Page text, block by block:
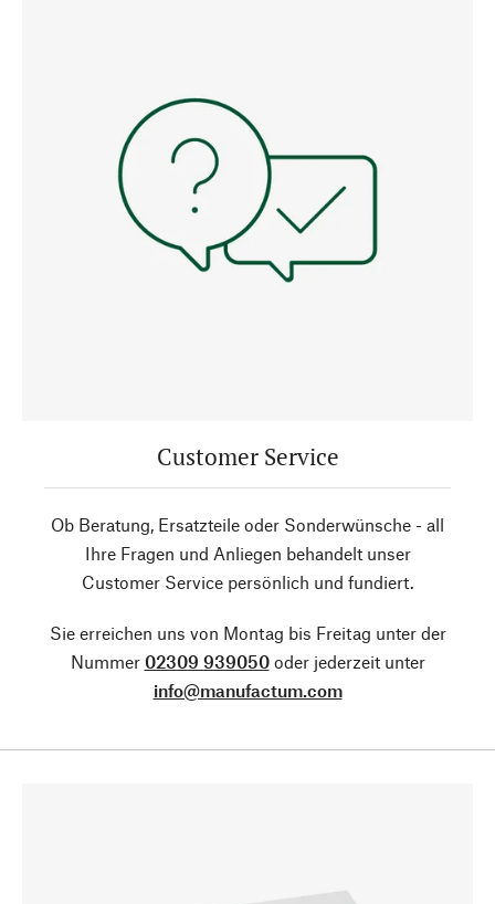
Customer Service
Ob Beratung, Ersatzteile oder Sonderwünsche - all
Ihre Fragen und Anliegen behandelt unser
Customer Service persönlich und fundiert.
Sie erreichen uns von Montag bis Freitag unter der
Nummer 02309 939050oder jederzeit unter
info@manufactum.com